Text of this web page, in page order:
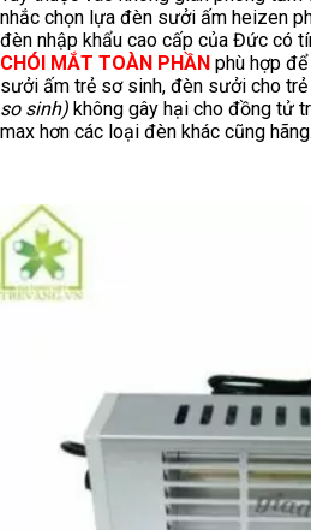
nhắc chọn lựa đèn sưởi ấm heizen
đèn nhập khẩu cao cấp của Đức có
CHÓI MẮT TOÀN PHẦN phù hợp
sưởi ấm trẻ sơ sinh, đèn sưởi cho
so sinh) không gây hại cho đồng tử
max hơn các loại đèn khác cũng hãng.